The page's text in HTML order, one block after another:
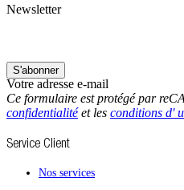
Newsletter
Votre adresse e-mail
S'abonner
Ce formulaire est protégé par
confidentialitéet les conditions d'
Service Client
Nos services